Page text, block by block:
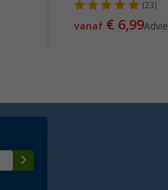
(23)
vanaf€ 6,99